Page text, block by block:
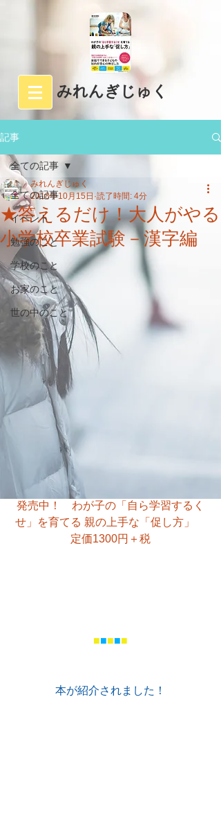
みれんぎじゅく
記事
全ての記事
イベント
勉強のこと
学校のこと
お家のこと
世の中のこと
全ての記事
★答えるだけ！大人がやる
小学校卒業試験－漢字編
みれんぎじゅく
2018年10月15日 読了時間: 4分
発売中！　わが子の「自ら学習するく
せ」を育てる 親の上手な「促し方」
定価1300円＋税
■■■■■
本が紹介されました！